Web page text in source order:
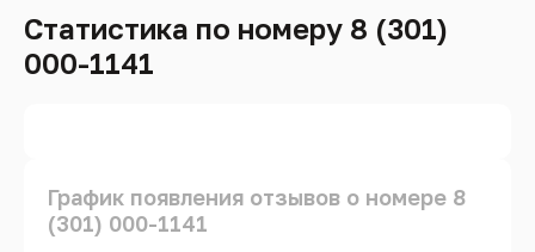
Статистика по номеру 8 (301)
000-1141
График появления отзывов о номере 8
(301) 000-1141